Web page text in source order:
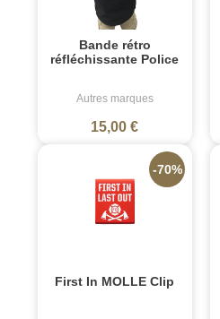
Bande rétro
réfléchissante Police
Autres marques
15,00 €
First In MOLLE Clip
-70%